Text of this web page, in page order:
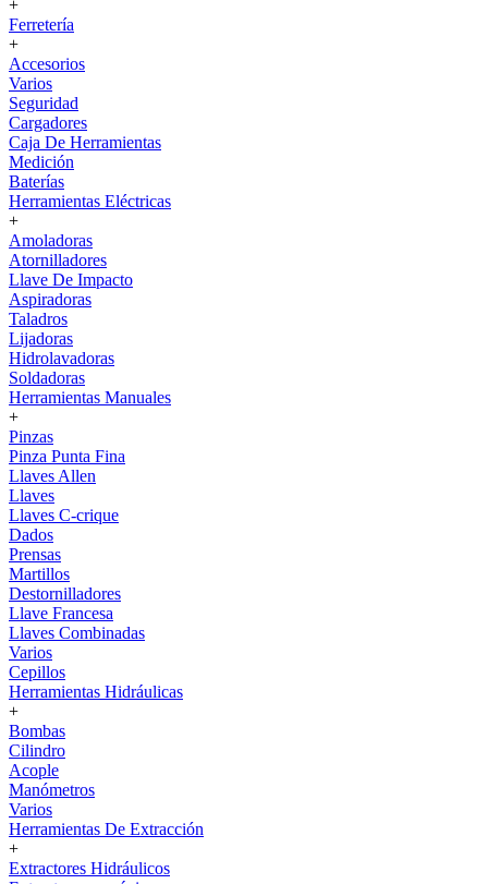
+
Ferretería
+
Accesorios
Varios
Seguridad
Cargadores
Caja De Herramientas
Medición
Baterías
Herramientas Eléctricas
+
Amoladoras
Atornilladores
Llave De Impacto
Aspiradoras
Taladros
Lijadoras
Hidrolavadoras
Soldadoras
Herramientas Manuales
+
Pinzas
Pinza Punta Fina
Llaves Allen
Llaves
Llaves C-crique
Dados
Prensas
Martillos
Destornilladores
Llave Francesa
Llaves Combinadas
Varios
Cepillos
Herramientas Hidráulicas
+
Bombas
Cilindro
Acople
Manómetros
Varios
Herramientas De Extracción
+
Extractores Hidráulicos